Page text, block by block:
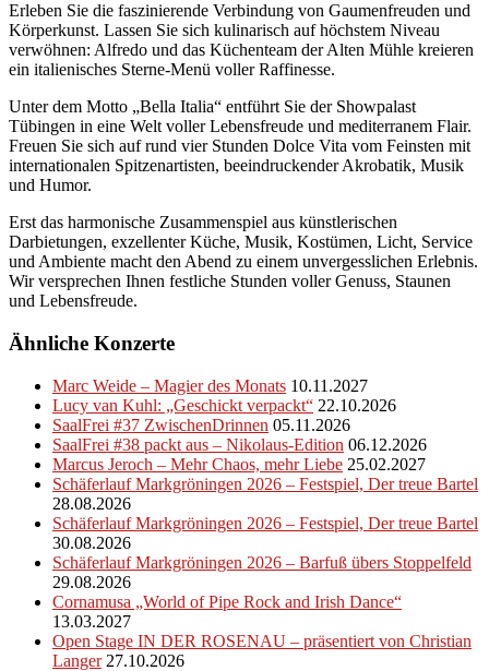
Erleben Sie die faszinierende Verbindung von Gaumenfreuden und
Körperkunst. Lassen Sie sich kulinarisch auf höchstem Niveau
verwöhnen: Alfredo und das Küchenteam der Alten Mühle kreieren
ein italienisches Sterne-Menü voller Raffinesse.
Unter dem Motto „Bella Italia“ entführt Sie der Showpalast
Tübingen in eine Welt voller Lebensfreude und mediterranem Flair.
Freuen Sie sich auf rund vier Stunden Dolce Vita vom Feinsten mit
internationalen Spitzenartisten, beeindruckender Akrobatik, Musik
und Humor.
Erst das harmonische Zusammenspiel aus künstlerischen
Darbietungen, exzellenter Küche, Musik, Kostümen, Licht, Service
und Ambiente macht den Abend zu einem unvergesslichen Erlebnis.
Wir versprechen Ihnen festliche Stunden voller Genuss, Staunen
und Lebensfreude.
Ähnliche Konzerte
Marc Weide – Magier des Monats 10.11.2027
Lucy van Kuhl: „Geschickt verpackt“ 22.10.2026
SaalFrei #37 ZwischenDrinnen 05.11.2026
SaalFrei #38 packt aus – Nikolaus-Edition 06.12.2026
Marcus Jeroch – Mehr Chaos, mehr Liebe 25.02.2027
Schäferlauf Markgröningen 2026 – Festspiel, Der treue Bartel
28.08.2026
Schäferlauf Markgröningen 2026 – Festspiel, Der treue Bartel
30.08.2026
Schäferlauf Markgröningen 2026 – Barfuß übers Stoppelfeld
29.08.2026
Cornamusa „World of Pipe Rock and Irish Dance“
13.03.2027
Open Stage IN DER ROSENAU – präsentiert von Christian
Langer 27.10.2026